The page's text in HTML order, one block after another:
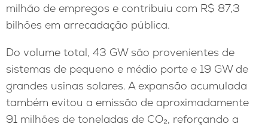
milhão de empregos e contribuiu com R$ 87,3
bilhões em arrecadação pública.
Do volume total, 43 GW são provenientes de
sistemas de pequeno e médio porte e 19 GW de
grandes usinas solares. A expansão acumulada
também evitou a emissão de aproximadamente
91 milhões de toneladas de CO₂, reforçando a